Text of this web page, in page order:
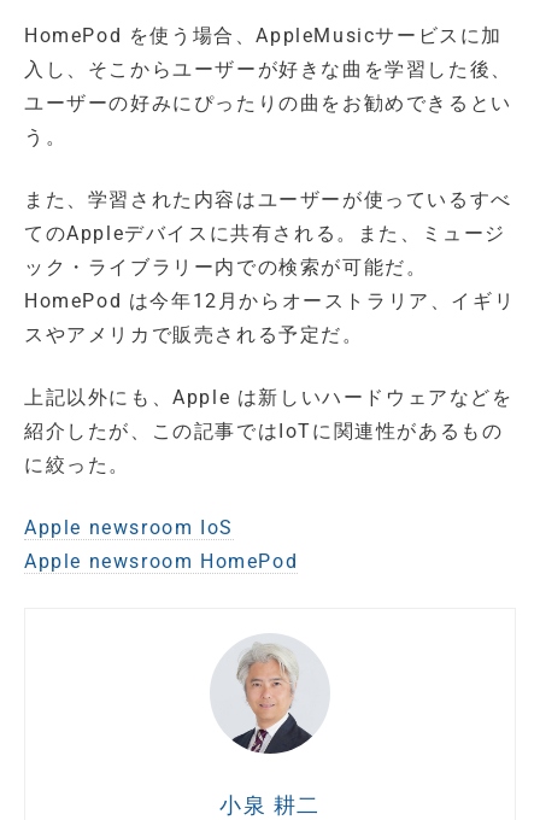
HomePod を使う場合、AppleMusicサービスに加
入し、そこからユーザーが好きな曲を学習した後、
ユーザーの好みにぴったりの曲をお勧めできるとい
う。
また、学習された内容はユーザーが使っているすべ
てのAppleデバイスに共有される。また、ミュージ
ック・ライブラリー内での検索が可能だ。
HomePod は今年12月からオーストラリア、イギリ
スやアメリカで販売される予定だ。
上記以外にも、Apple は新しいハードウェアなどを
紹介したが、この記事ではIoTに関連性があるもの
に絞った。
Apple newsroom IoS
Apple newsroom HomePod
小泉 耕二